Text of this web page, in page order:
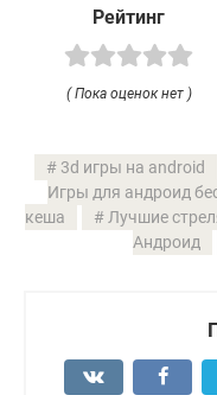
Рейтинг
( Пока оценок нет )
3d игры на android
Игры для андроид
кеша
Лучшие
Андроид